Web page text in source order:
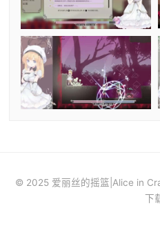
© 2025 爱丽丝的摇篮|Alice in
下